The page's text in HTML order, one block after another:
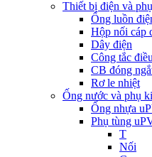
Thiết bị điện và
Ống luồn
Hộp nối cáp
Dây điện
Công tắc
CB đóng
Rơ le nhiệt
Ống nước và phụ
Ống nhựa
Phụ tùng
T
Nối